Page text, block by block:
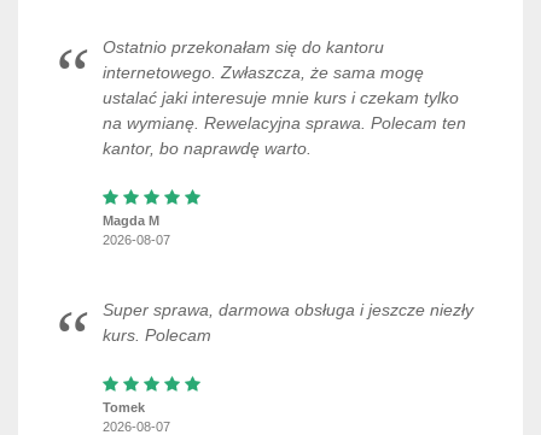
Ostatnio przekonałam się do kantoru
internetowego. Zwłaszcza, że sama mogę
ustalać jaki interesuje mnie kurs i czekam tylko
na wymianę. Rewelacyjna sprawa. Polecam ten
kantor, bo naprawdę warto.
Magda M
2026-08-07
Super sprawa, darmowa obsługa i jeszcze niezły
kurs. Polecam
Tomek
2026-08-07